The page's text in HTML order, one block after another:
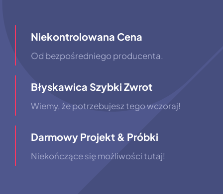
Niekontrolowana Cena
Od bezpośredniego producenta.
Błyskawica Szybki Zwrot
Wiemy, że potrzebujesz tego wczoraj!
Darmowy Projekt & Próbki
Niekończące się możliwości tutaj!